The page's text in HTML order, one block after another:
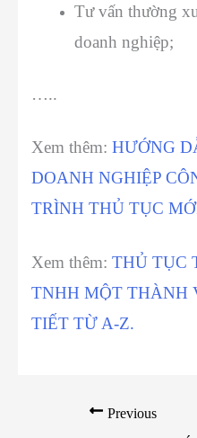
Tư vấn thường
doanh nghiệp;
…..
Xem thêm: HƯỚNG
DOANH NGHIỆP
TRÌNH THỦ TỤC
Xem thêm: THỦ TỤC
TNHH MỘT THÀNH
TIẾT TỪ A-Z.
Previous